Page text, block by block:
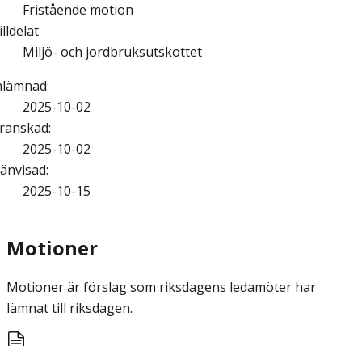
Fristående motion
Miljö- och jordbruksutskottet
:
2025-10-02
:
2025-10-02
:
2025-10-15
Motioner
Motioner är förslag som riksdagens ledamöter har
lämnat till riksdagen.